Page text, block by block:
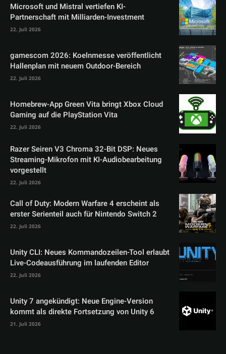
Microsoft und Mistral vertiefen KI-
Partnerschaft mit Milliarden-Investment
22. Juli 2026
gamescom 2026: Koelnmesse veröffentlicht
Hallenplan mit neuem Outdoor-Bereich
22. Juli 2026
Homebrew-App Green Vita bringt Xbox Cloud
Gaming auf die PlayStation Vita
22. Juli 2026
Razer Seiren V3 Chroma 32-Bit DSP: Neues
Streaming-Mikrofon mit KI-Audiobearbeitung
vorgestellt
22. Juli 2026
Call of Duty: Modern Warfare 4 erscheint als
erster Serienteil auch für Nintendo Switch 2
22. Juli 2026
Unity CLI: Neues Kommandozeilen-Tool erlaubt
Live-Codeausführung im laufenden Editor
22. Juli 2026
Unity 7 angekündigt: Neue Engine-Version
kommt als direkte Fortsetzung von Unity 6
21. Juli 2026